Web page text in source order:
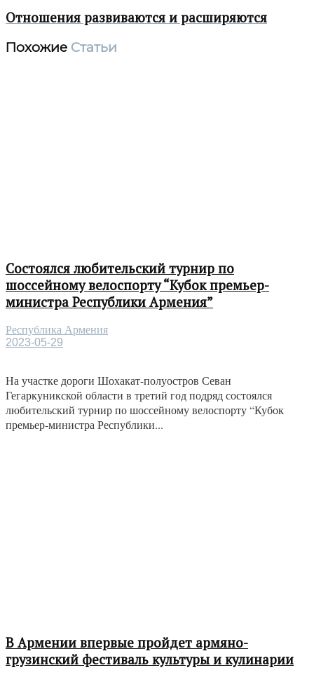
Отношения развиваются и расширяются
Похожие Статьи
Состоялся любительский турнир по
шоссейному велоспорту “Кубок премьер-
министра Республики Армения”
Республика Армения
2023-05-29
На участке дороги Шохакат-полуостров Севан
Гегаркуникской области в третий год подряд состоялся
любительский турнир по шоссейному велоспорту “Кубок
премьер-министра Республики...
В Армении впервые пройдет армяно-
грузинский фестиваль культуры и кулинарии